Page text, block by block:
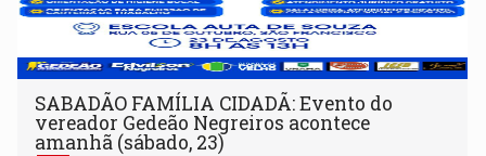
SABADÃO FAMÍLIA CIDADÃ: Evento do
vereador Gedeão Negreiros acontece
amanhã (sábado, 23)